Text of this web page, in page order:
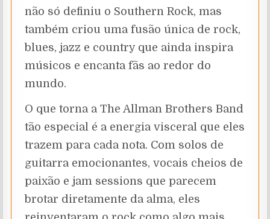
não só definiu o Southern Rock, mas
também criou uma fusão única de rock,
blues, jazz e country que ainda inspira
músicos e encanta fãs ao redor do
mundo.
O que torna a The Allman Brothers Band
tão especial é a energia visceral que eles
trazem para cada nota. Com solos de
guitarra emocionantes, vocais cheios de
paixão e jam sessions que parecem
brotar diretamente da alma, eles